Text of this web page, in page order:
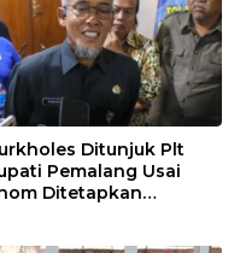
Ditunjuk Plt
Pemalang Usai
Ditetapkan